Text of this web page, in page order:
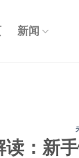
新闻
：新